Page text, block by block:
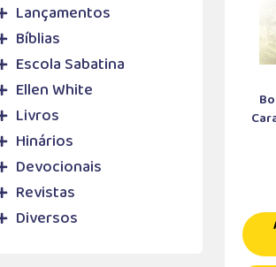
Lançamentos
Bíblias
Escola Sabatina
Ellen White
Livros
Hinários
Devocionais
Revistas
Diversos